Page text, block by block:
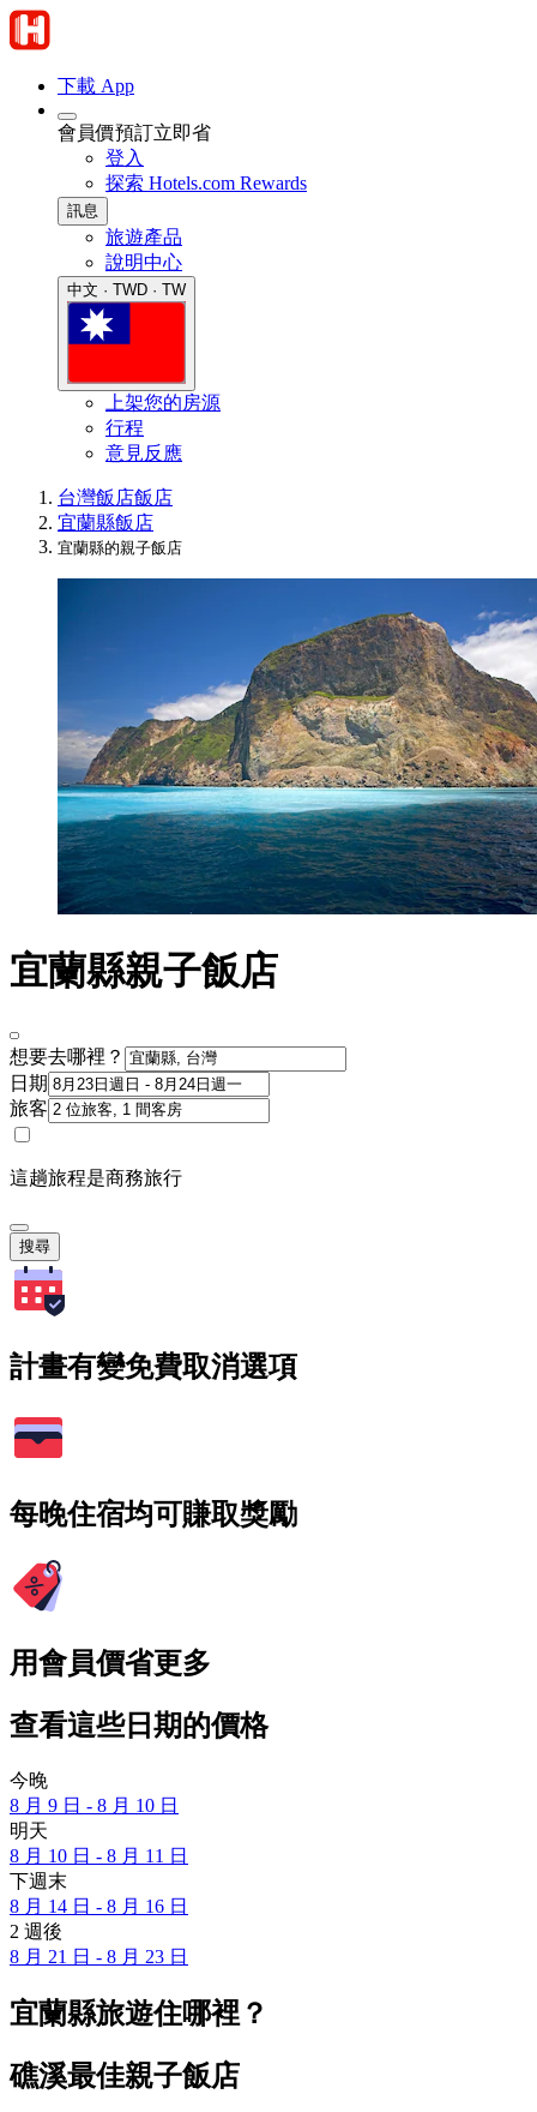
下載 App
會員價預訂立即省
登入
探索 Hotels.com Rewards
訊息
旅遊產品
說明中心
中文 · TWD · TW
上架您的房源
行程
意見反應
台灣飯店飯店
宜蘭縣飯店
宜蘭縣的親子飯店
宜蘭縣親子飯店
想要去哪裡？
日期
旅客
這趟旅程是商務旅行
搜尋
計畫有變免費取消選項
每晚住宿均可賺取獎勵
用會員價省更多
查看這些日期的價格
今晚
8 月 9 日 - 8 月 10 日
明天
8 月 10 日 - 8 月 11 日
下週末
8 月 14 日 - 8 月 16 日
2 週後
8 月 21 日 - 8 月 23 日
宜蘭縣旅遊住哪裡？
礁溪最佳親子飯店